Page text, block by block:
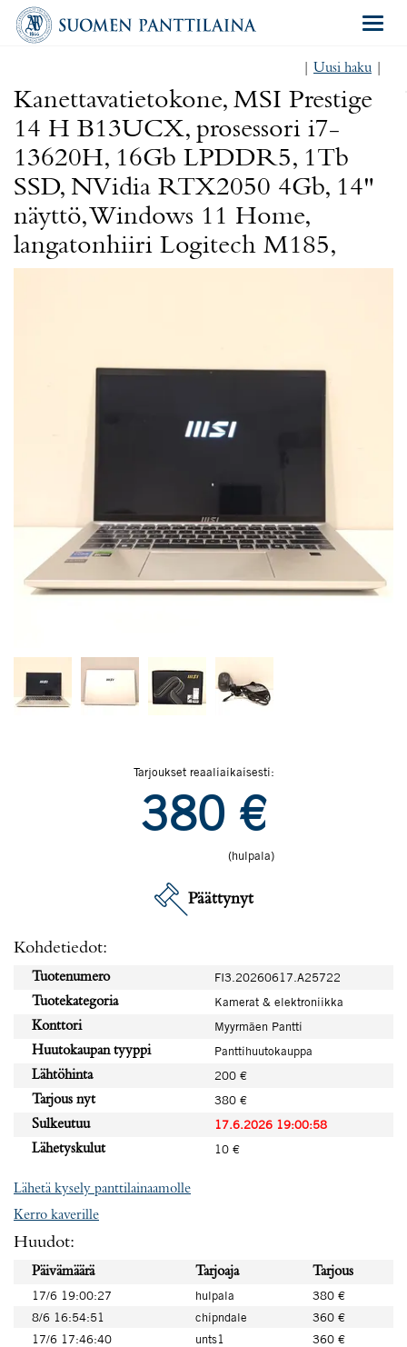
Uusi haku
Kanettavatietokone, MSI Prestige
14 H B13UCX, prosessori i7-
13620H, 16Gb LPDDR5, 1Tb
SSD, NVidia RTX2050 4Gb, 14"
näyttö, Windows 11 Home,
langatonhiiri Logitech M185,
Tarjoukset reaaliaikaisesti:
380 €
(hulpala)
Päättynyt
Kohdetiedot:
Tuotenumero
FI3.20260617.A25722
Tuotekategoria
Kamerat & elektroniikka
Konttori
Myyrmäen Pantti
Huutokaupan tyyppi
Panttihuutokauppa
Lähtöhinta
200 €
Tarjous nyt
380 €
Sulkeutuu
17.6.2026 19:00:58
Lähetyskulut
10 €
Lähetä kysely panttilainaamolle
Kerro kaverille
Huudot:
Päivämäärä Tarjoaja
Tarjous
17/6 19:00:27
hulpala
380 €
8/6 16:54:51
chipndale
360 €
17/6 17:46:40
unts1
360 €